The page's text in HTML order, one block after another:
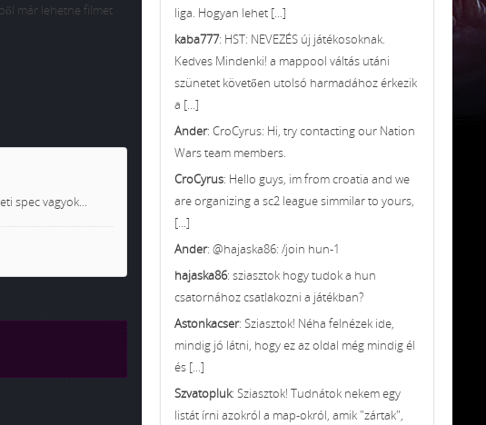
már lehetne filmet
spec vagyok...
liga. Hogyan lehet [...]
kaba777: HST: NEVEZÉS új játékosoknak.
Kedves Mindenki! a mappool váltás utáni
szünetet követően utolsó harmadához érkezik
a [...]
Ander: CroCyrus: Hi, try contacting our Nation
Wars team members.
CroCyrus: Hello guys, im from croatia and we
are organizing a sc2 league simmilar to yours,
[...]
Ander: @hajaska86: /join hun-1
hajaska86: sziasztok hogy tudok a hun
csatornához csatlakozni a játékban?
Astonkacser: Sziasztok! Néha felnézek ide,
mindig jó látni, hogy ez az oldal még mindig él
és [...]
Szvatopluk: Sziasztok! Tudnátok nekem egy
listát írni azokról a map-okról, amik "zártak",